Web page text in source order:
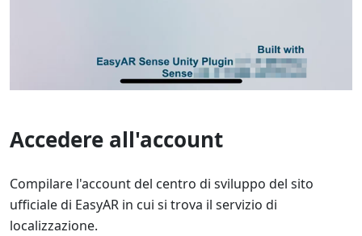
Accedere all'account
Compilare l'account del centro di sviluppo del sito
ufficiale di EasyAR in cui si trova il servizio di
localizzazione.